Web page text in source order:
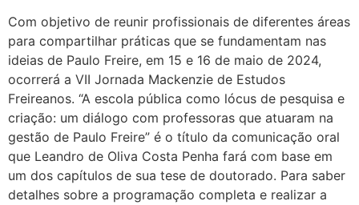
Com objetivo de reunir profissionais de diferentes áreas
para compartilhar práticas que se fundamentam nas
ideias de Paulo Freire, em 15 e 16 de maio de 2024,
ocorrerá a VII Jornada Mackenzie de Estudos
Freireanos. “A escola pública como lócus de pesquisa e
criação: um diálogo com professoras que atuaram na
gestão de Paulo Freire” é o título da comunicação oral
que Leandro de Oliva Costa Penha fará com base em
um dos capítulos de sua tese de doutorado. Para saber
detalhes sobre a programação completa e realizar a